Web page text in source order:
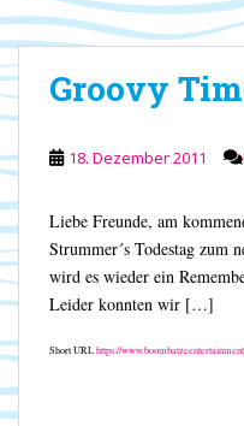
Groovy
18. Dezember 2011
Liebe Freunde, am
Strummer´s Todestag zum
wird es wieder ein
Leider konnten wir […]
Short URLhttps://